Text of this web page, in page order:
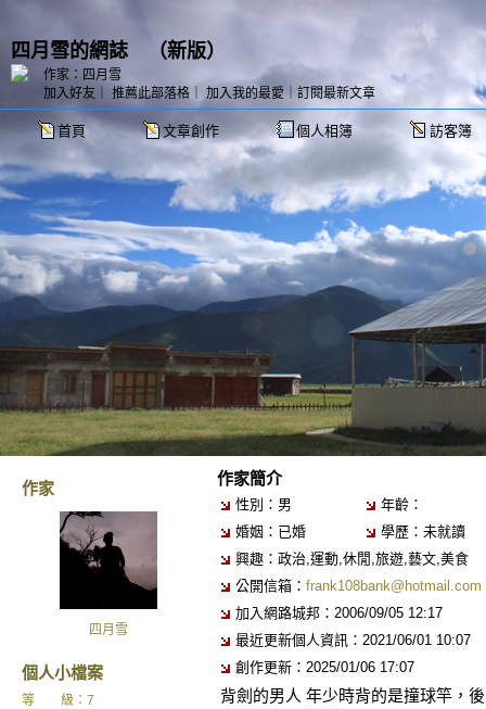
四月雪的網誌 （新版）
首頁 文章創作 個人相簿 訪客簿
加入好友 推薦此部落格 加入我的最愛 訂閱最新文章
作家：四月雪
作家
四月雪
個人小檔案
等 級：7
作家簡介
性別：男
年齡：
婚姻：已婚
學歷：未就讀
興趣：政治,運動,休閒,旅遊,藝文,美食
公開信箱： frank108bank@hotmail.com
加入網路城邦：2006/09/05 12:17
最近更新個人資訊：2021/06/01 10:07
創作更新：2025/01/06 17:07
背劍的男人 年少時背的是撞球竿，